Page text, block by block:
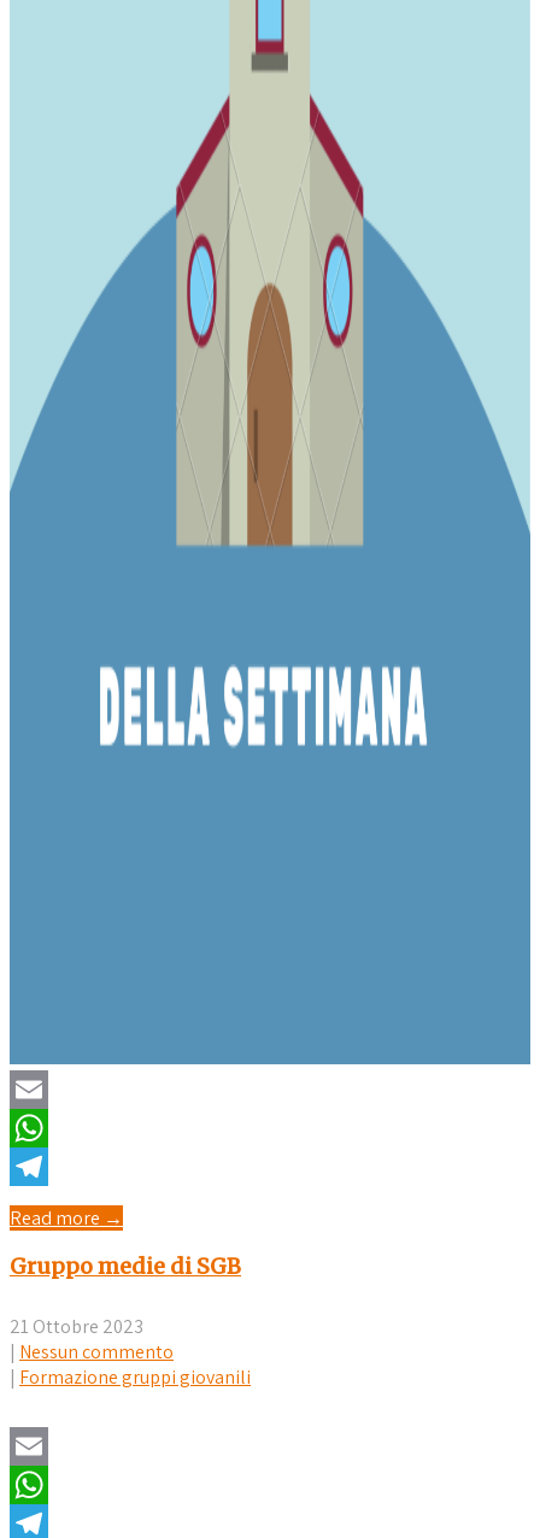
Email
WhatsApp
Telegram
Read more →
Gruppo medie di SGB
21 Ottobre 2023
| Nessun commento
| Formazione gruppi giovanili
Email
WhatsApp